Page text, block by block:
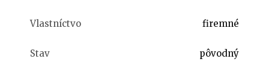
Vlastníctvo firemné
Stav pôvodný